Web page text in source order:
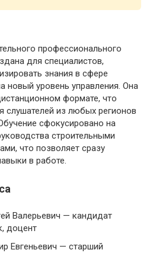
профессионального
для специалистов,
знания в сфере
новый уровень управления. Она
формате, что
слушателей из любых регионов
сфокусировано на
строительными
что позволяет сразу
в работе.
Валерьевич — кандидат
доцент
Евгеньевич — старший